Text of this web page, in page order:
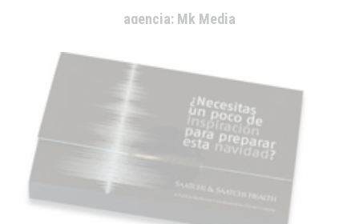
agencia: Mk Media